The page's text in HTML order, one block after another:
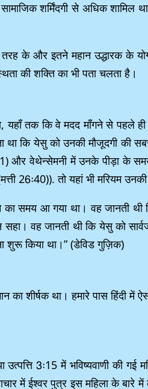
शर्मिंदगी से अधिक शामिल
और इतने महान उद्धारक के
की शक्ति का भी पता चलता है।
तक कि वे मदद माँगने से पहले ही
कि येसु को उनकी मौजूदगी की
और वेथेन्सेमनी में उनके पीड़ा के
26ः40)). तो यहां भी मरियम
आ गया था। वह जानती थी
वह जानती थी कि येसु को
शुरू किया था।” (डेविड गुज़िक)
शीर्षक था। हमारे पास हिंदी में
3ः15 में भविष्यवाणी की
में ईश्वर पुत्र इस महिला के